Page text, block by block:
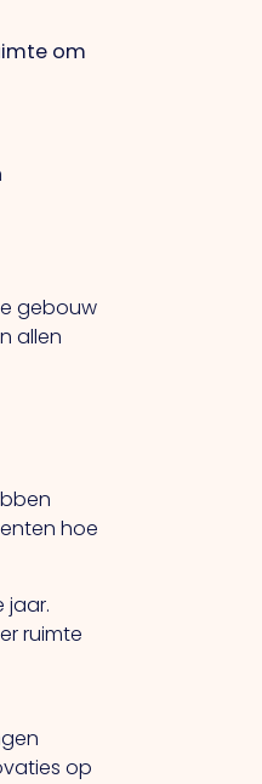
om
gebouw
allen
hoe
jaar.
ruimte
op